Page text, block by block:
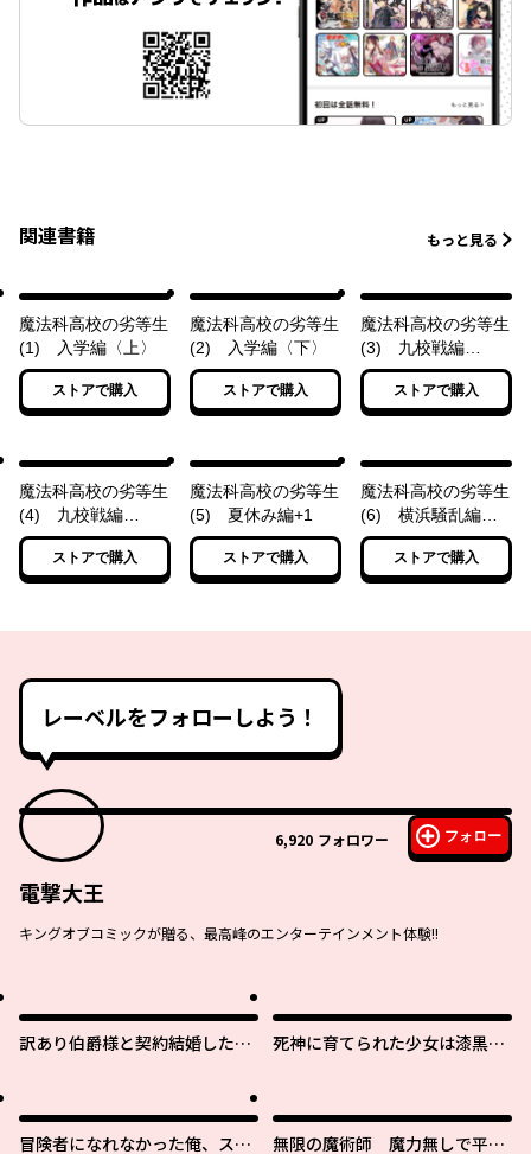
関連書籍 もっと見る
魔法科高校の劣等生
(1) 入学編〈上〉
ストアで購入
魔法科高校の劣等生
(2) 入学編〈下〉
ストアで購入
魔法科高校の劣等生
(3) 九校戦編
〈上〉
ストアで購入
魔法科高校の劣等生
(4) 九校戦編
〈下〉
ストアで購入
魔法科高校の劣等生
(5) 夏休み編+1
ストアで購入
魔法科高校の劣等生
(6) 横浜騒乱編
〈上〉
ストアで購入
レーベルをフォローしよう！
6,920 フォロワー フォロー
電撃大王
キングオブコミックが贈る、最高峰のエンターテインメント体験!!
訳あり伯爵様と契約結婚した
死神に育てられた少女は漆黒の
冒険者になれなかった俺、スキ 無限の魔術師 魔力無しで平民